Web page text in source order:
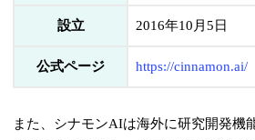
設立 2016年10月5日
公式ページ https://cinnamon.ai/
また、シナモンAIは海外に研究開発機